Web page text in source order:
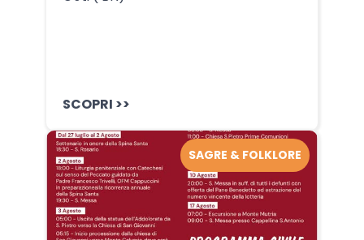
SCOPRI >>
SAGRE & FOLKLORE